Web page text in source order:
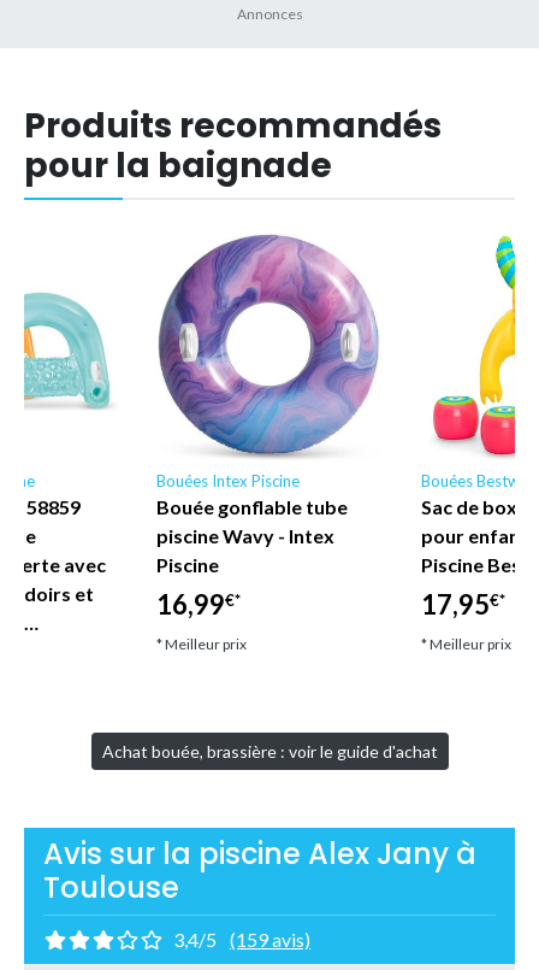
Produits recommandés
pour la baignade
- 58859
avec
et
Bouées Intex Piscine
Bouée gonflable tube
piscine Wavy - Intex
Piscine
16,99€*
* Meilleur prix
Bouées Bestway
Sac de boxe
pour
Piscine
17,95€*
* Meilleur prix
Achat bouée, brassière : voir le guide d'achat
Avis sur la piscine Alex Jany à
Toulouse
3,4/5 (159 avis)